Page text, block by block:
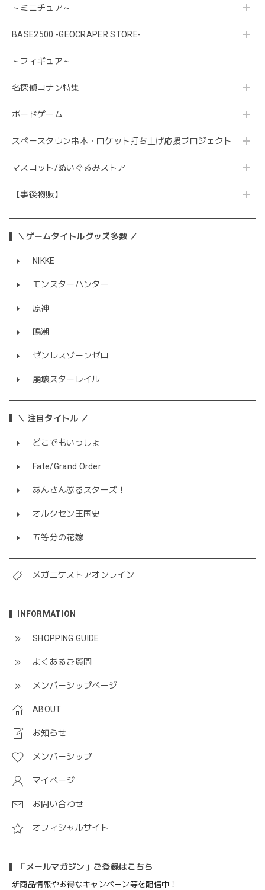
～ミニチュア～
BASE2500 -GEOCRAPER STORE-
～フィギュア～
名探偵コナン特集
ボードゲーム
スペースタウン串本・ロケット打ち上げ応援プロジェクト
マスコット/ぬいぐるみストア
【事後物販】
＼ゲームタイトルグッズ多数 ／
NIKKE
モンスターハンター
原神
鳴潮
ゼンレスゾーンゼロ
崩壊スターレイル
＼ 注目タイトル ／
どこでもいっしょ
Fate/Grand Order
あんさんぶるスターズ！
オルクセン王国史
五等分の花嫁
メガニケストアオンライン
INFORMATION
SHOPPING GUIDE
よくあるご質問
メンバーシップページ
ABOUT
お知らせ
メンバーシップ
マイページ
お問い合わせ
オフィシャルサイト
「メールマガジン」ご登録はこちら
新商品情報やお得なキャンペーン等を配信中！